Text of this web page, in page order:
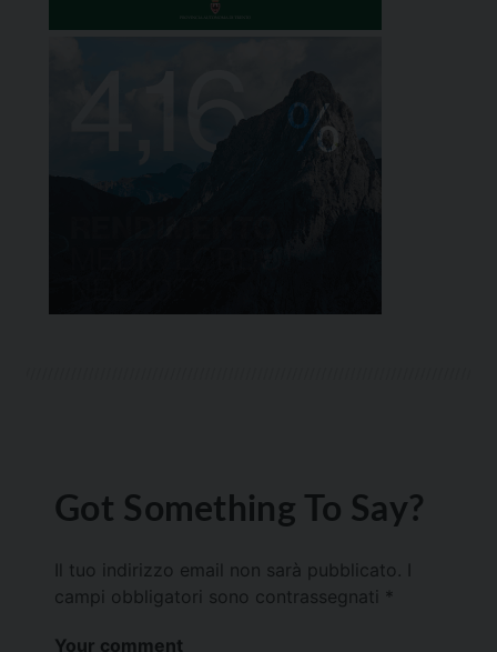
Got Something To Say?
Il tuo indirizzo email non sarà pubblicato.
campi obbligatori sono contrassegnati *
Your comment